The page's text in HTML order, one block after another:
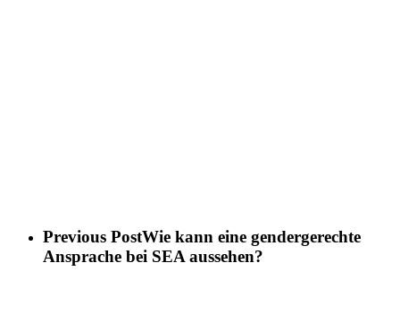
Previous PostWie kann eine gendergerechte
Ansprache bei SEA aussehen?